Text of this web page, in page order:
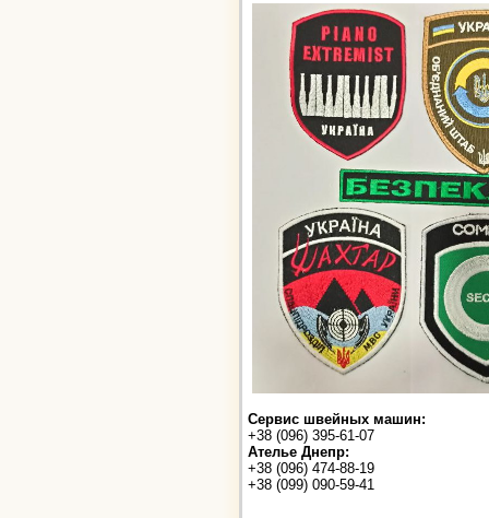
Сервис швейных машин:
+38 (096) 395-61-07
Ателье Днепр:
+38 (096) 474-88-19
+38 (099) 090-59-41